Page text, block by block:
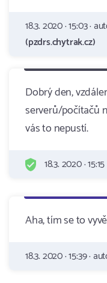
18.3. 2020 · 15:03 ·
(pzdrs.chytrak.cz)
Dobrý den,
serverů/počítačů
vás to nepustí.
18.3. 2020 ·
Aha, tím se to
18.3. 2020 · 15:39 ·